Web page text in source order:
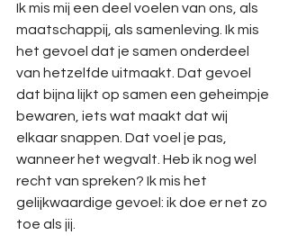
Ik mis mij een deel voelen van ons, als
maatschappij, als samenleving. Ik mis
het gevoel dat je samen onderdeel
van hetzelfde uitmaakt. Dat gevoel
dat bijna lijkt op samen een geheimpje
bewaren, iets wat maakt dat wij
elkaar snappen. Dat voel je pas,
wanneer het wegvalt. Heb ik nog wel
recht van spreken? Ik mis het
gelijkwaardige gevoel: ik doe er net zo
toe als jij.